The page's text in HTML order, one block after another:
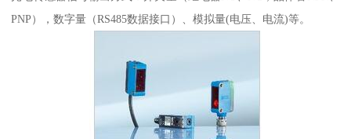
PNP），数字量（RS485数据接口）、模拟量(电压、电流)等。